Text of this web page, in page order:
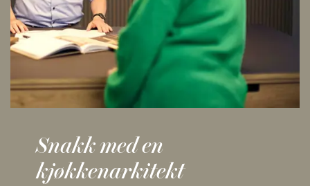
Snakk med en
kjøkkenarkitekt